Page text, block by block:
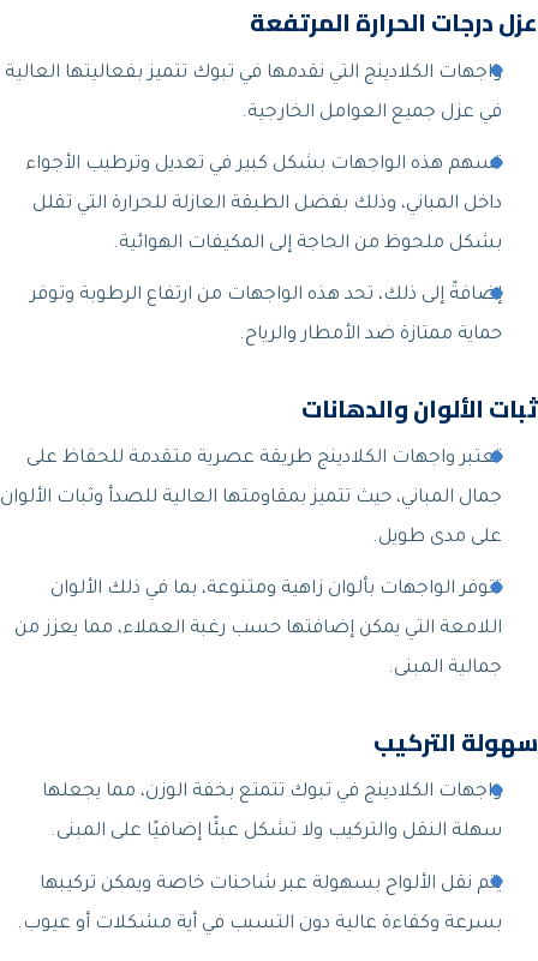
عزل درجات الحرارة المرتفعة
واجهات الكلادينج التي نقدمها في تبوك تتميز بفعاليتها العالية
في عزل جميع العوامل الخارجية.
تسهم هذه الواجهات بشكل كبير في تعديل وترطيب الأجواء
داخل المباني، وذلك بفضل الطبقة العازلة للحرارة التي تقلل
بشكل ملحوظ من الحاجة إلى المكيفات الهوائية.
إضافةً إلى ذلك، تحد هذه الواجهات من ارتفاع الرطوبة وتوفر
حماية ممتازة ضد الأمطار والرياح.
ثبات الألوان والدهانات
تعتبر واجهات الكلادينج طريقة عصرية متقدمة للحفاظ على
جمال المباني، حيث تتميز بمقاومتها العالية للصدأ وثبات الألوان
على مدى طويل.
تتوفر الواجهات بألوان زاهية ومتنوعة، بما في ذلك الألوان
اللامعة التي يمكن إضافتها حسب رغبة العملاء، مما يعزز من
جمالية المبنى.
سهولة التركيب
واجهات الكلادينج في تبوك تتمتع بخفة الوزن، مما يجعلها
سهلة النقل والتركيب ولا تشكل عبئًا إضافيًا على المبنى.
يتم نقل الألواح بسهولة عبر شاحنات خاصة ويمكن تركيبها
بسرعة وكفاءة عالية دون التسبب في أية مشكلات أو عيوب.